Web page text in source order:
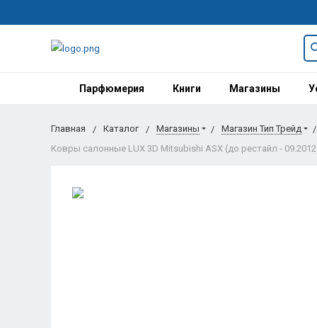
Парфюмерия Книги Магазины
Главная Каталог Магазины Магазин Тип Трейд
Ковры салонные LUX 3D Mitsubishi ASX (до рестайл -